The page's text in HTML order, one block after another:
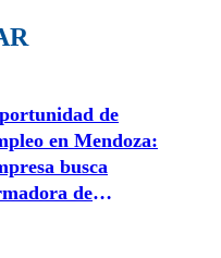
de
en Mendoza:
busca
de